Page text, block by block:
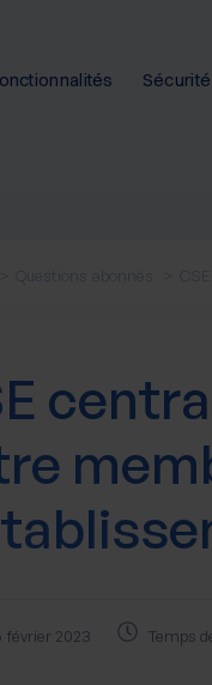
Sécurité
février 2023 Temps